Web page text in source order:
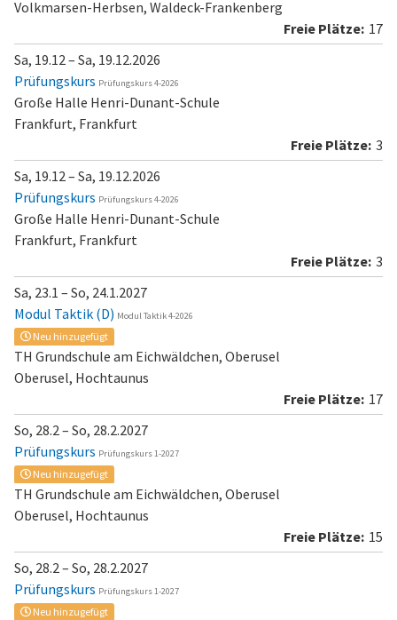
Volkmarsen-Herbsen, Waldeck-Frankenberg
17
Sa, 19.12 – Sa, 19.12.2026
Prüfungskurs Prüfungskurs 4-2026
Große Halle Henri-Dunant-Schule
Frankfurt, Frankfurt
3
Sa, 19.12 – Sa, 19.12.2026
Prüfungskurs Prüfungskurs 4-2026
Große Halle Henri-Dunant-Schule
Frankfurt, Frankfurt
3
Sa, 23.1 – So, 24.1.2027
Modul Taktik (D) Modul Taktik 4-2026
Neu hinzugefügt
TH Grundschule am Eichwäldchen, Oberusel
Oberusel, Hochtaunus
17
So, 28.2 – So, 28.2.2027
Prüfungskurs Prüfungskurs 1-2027
Neu hinzugefügt
TH Grundschule am Eichwäldchen, Oberusel
Oberusel, Hochtaunus
15
So, 28.2 – So, 28.2.2027
Prüfungskurs Prüfungskurs 1-2027
Neu hinzugefügt